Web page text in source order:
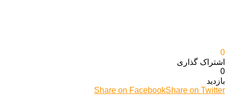
0
اشتراک گذاری‌
0
بازدید
Share on FacebookShare on Twitter